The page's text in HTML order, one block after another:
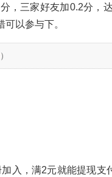
，三家好友加0.2分，
以参与下。
）
入，满2元就能提现支